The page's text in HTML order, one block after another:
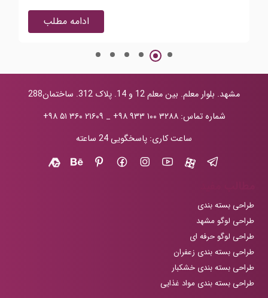
ادامه مطلب
مشهد. بلوار معلم. بین معلم 12 و 14. پلاک 312. ساختمان288
شماره تماس:+۹۸ ۹۳۳ ۱۰۰ ۳۲۸۸ _ +۹۸ ۵۱ ۳۶۰ ۲۱۶۰۹
ساعت کاری: پاسخگویی 24 ساعته
طراحی بسته بندی
طراحی لوگو مشهد
طراحی لوگو حرفه ای
طراحی بسته بندی زعفران
طراحی بسته بندی خشکبار
طراحی بسته بندی مواد غذایی